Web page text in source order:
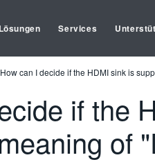
Lösungen Services
How can I decide if the HDMI sink is
if the
of